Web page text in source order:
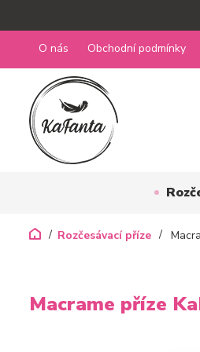
O nás Obchodní podmínky
Rozčesávací příze
Macrame příze